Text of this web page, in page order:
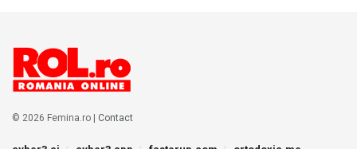
© 2026 Femina.ro | Contact